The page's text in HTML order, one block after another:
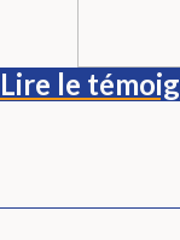
Lire le témoig